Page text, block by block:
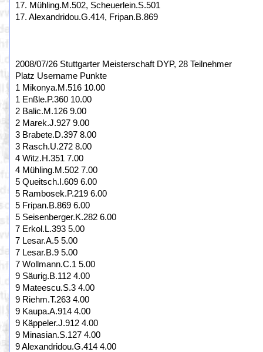
17. Mühling.M.502, Scheuerlein.S.501
17. Alexandridou.G.414, Fripan.B.869
2008/07/26 Stuttgarter Meisterschaft DYP, 28 Teilnehmer
Platz Username Punkte
1 Mikonya.M.516 10.00
1 Enßle.P.360 10.00
2 Balic.M.126 9.00
2 Marek.J.927 9.00
3 Brabete.D.397 8.00
3 Rasch.U.272 8.00
4 Witz.H.351 7.00
4 Mühling.M.502 7.00
5 Queitsch.I.609 6.00
5 Rambosek.P.219 6.00
5 Fripan.B.869 6.00
5 Seisenberger.K.282 6.00
7 Erkol.L.393 5.00
7 Lesar.A.5 5.00
7 Lesar.B.9 5.00
7 Wollmann.C.1 5.00
9 Säurig.B.112 4.00
9 Mateescu.S.3 4.00
9 Riehm.T.263 4.00
9 Kaupa.A.914 4.00
9 Käppeler.J.912 4.00
9 Minasian.S.127 4.00
9 Alexandridou.G.414 4.00